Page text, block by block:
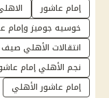
إمام عاشور
خوسيه جوميز وإمام
انتقالات الأهلي صيف 2025
نجم الأهلي إمام
إمام عاشور الأهلي